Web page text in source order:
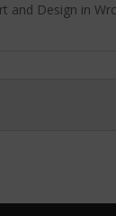
and Design in